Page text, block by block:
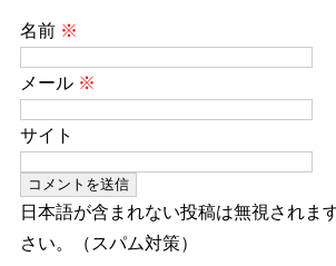
名前 ※
メール ※
サイト
日本語が含まれない投稿は無視されま
さい。（スパム対策）